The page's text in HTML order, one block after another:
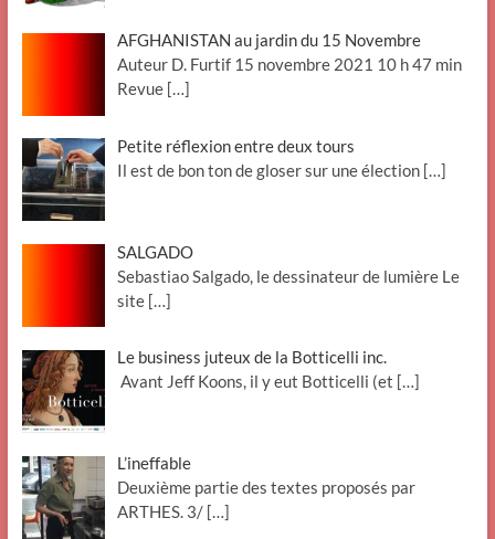
AFGHANISTAN au jardin du 15 Novembre
Auteur D. Furtif 15 novembre 2021 10 h 47 min
Revue […]
Petite réflexion entre deux tours
Il est de bon ton de gloser sur une élection […]
SALGADO
Sebastiao Salgado, le dessinateur de lumière Le
site […]
Le business juteux de la Botticelli inc.
Avant Jeff Koons, il y eut Botticelli (et […]
L’ineffable
Deuxième partie des textes proposés par
ARTHES. 3/ […]